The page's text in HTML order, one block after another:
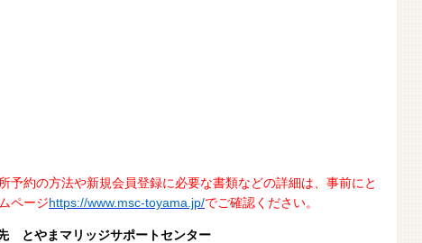
約の方法や新規会員登録に必要な書類などの詳細は、事前にと
ページhttps://www.msc-toyama.jp/でご確認ください。
とやまマリッジサポートセンター